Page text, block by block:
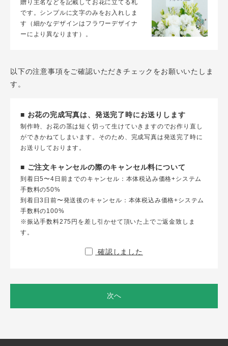
贈り主名などを記載してお花に立てる札
です。シンプルに文字のみをお入れしま
す（細かなデザインはフラワーデザイナ
ーにより異なります）。
以下の注意事項をご確認いただきチェックをお願いいたしま
す。
■ お花の完成写真は、発送完了時にお送りします
制作時、お花の茎は短く切って生けていきますのでお作り直し
ができかねてしまいます。そのため、完成写真は発送完了時に
お送りしております。
■ ご注文キャンセルの際のキャンセル料について
到着日5〜4日前までのキャンセル：本体税込み価格+システム
手数料の50%
到着日3日前〜発送後のキャンセル：本体税込み価格+システム
手数料の100%
※振込手数料275円を差し引かせて頂いた上でご返金致しま
す。
確認しました
次へ